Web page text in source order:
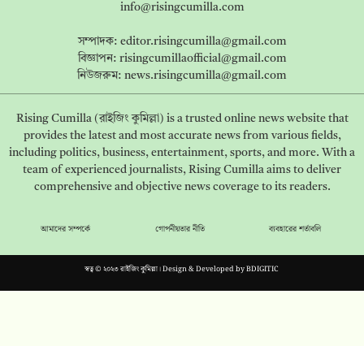
info@risingcumilla.com
সম্পাদক: editor.risingcumilla@gmail.com
বিজ্ঞাপন: risingcumillaofficial@gmail.com
নিউজরুম: news.risingcumilla@gmail.com
Rising Cumilla (রাইজিং কুমিল্লা) is a trusted online news website that
provides the latest and most accurate news from various fields,
including politics, business, entertainment, sports, and more. With a
team of experienced journalists, Rising Cumilla aims to deliver
comprehensive and objective news coverage to its readers.
আমাদের সম্পর্কে গোপনীয়তার নীতি ব্যবহারের শর্তাবলি
স্বত্ব © ২০২৩ রাইজিং কুমিল্লা। Design & Developed byBDIGITIC